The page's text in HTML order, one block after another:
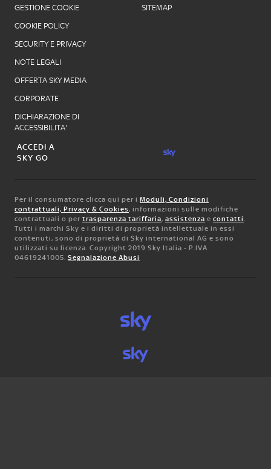
GESTIONE COOKIE
COOKIE POLICY
SECURITY E PRIVACY
NOTE LEGALI
OFFERTA SKY MEDIA
CORPORATE
DICHIARAZIONE DI
ACCESSIBILITA'
SITEMAP
ACCEDI A
SKY GO
Per il consumatore clicca qui per i Moduli, Condizioni
contrattuali, Privacy & Cookies, informazioni sulle modifiche
contrattuali o per trasparenza tariffaria, assistenza e contatti.
Tutti i marchi Sky e i diritti di proprietà intellettuale in essi
contenuti, sono di proprietà di Sky international AG e sono
utilizzati su licenza. Copyright 2019 Sky Italia - P.IVA
04619241005. Segnalazione Abusi